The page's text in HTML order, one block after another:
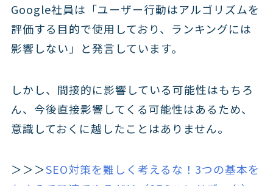
Google社員は「ユーザー行動はアルゴリズムを
評価する目的で使用しており、ランキングには
影響しない」と発言しています。
しかし、間接的に影響している可能性はもちろ
ん、今後直接影響してくる可能性はあるため、
意識しておくに越したことはありません。
＞＞＞SEO対策を難しく考えるな！3つの基本を